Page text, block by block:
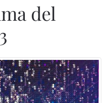
del